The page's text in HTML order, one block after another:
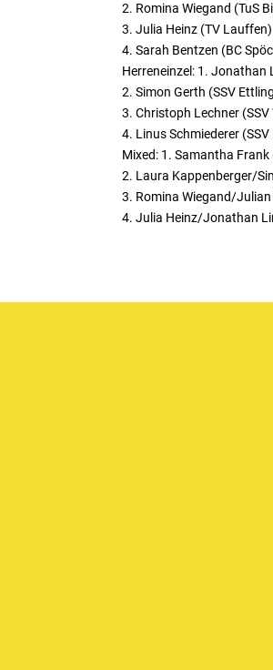
2. Romina Wiegand (TuS
3. Julia Heinz (TV Lauffen)
4. Sarah Bentzen (BC
Herreneinzel: 1. Jonathan
2. Simon Gerth (SSV
3. Christoph Lechner (SSV
4. Linus Schmiederer
Mixed: 1. Samantha
2. Laura Kappenberger/
3. Romina Wiegand/Julian
4. Julia Heinz/Jonathan